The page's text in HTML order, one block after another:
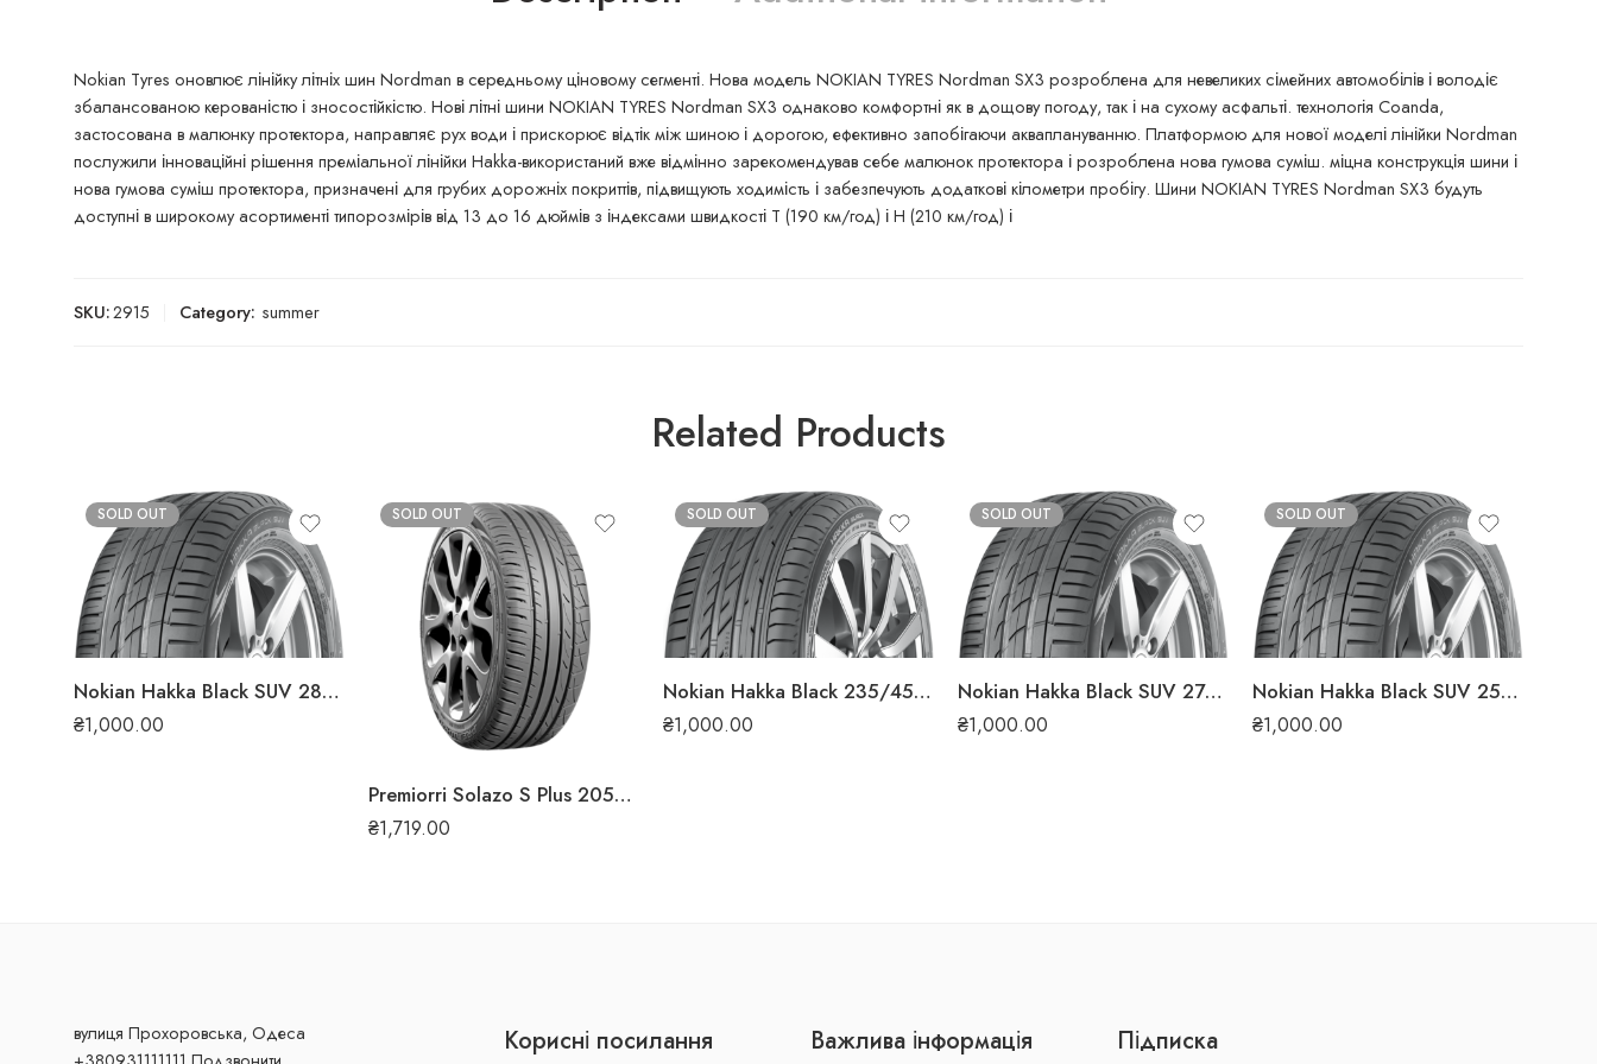
Nokian Tyres оновлює лінійку літніх шин Nordman в середньому ціновому сегменті. Нова модель NOKIAN TYRES Nordman SX3 розроблена для невеликих сімейних автомобілів і володіє
збалансованою керованістю і зносостійкістю. Нові літні шини NOKIAN TYRES Nordman SX3 однаково комфортні як в дощову погоду, так і на сухому асфальті. технологія Coanda,
застосована в малюнку протектора, направляє рух води і прискорює відтік між шиною і дорогою, ефективно запобігаючи акваплануванню. Платформою для нової моделі лінійки Nordman
послужили інноваційні рішення преміальної лінійки Hakka-використаний вже відмінно зарекомендував себе малюнок протектора і розроблена нова гумова суміш. міцна конструкція шини і
нова гумова суміш протектора, призначені для грубих дорожніх покриттів, підвищують ходимість і забезпечують додаткові кілометри пробігу. Шини NOKIAN TYRES Nordman SX3 будуть
доступні в широкому асортименті типорозмірів від 13 до 16 дюймів з індексами швидкості T (190 км/год) і H (210 км/год) і
SKU:2915 Category: summer
Related Products
SOLD OUT
Nokian Hakka Black SUV 285/50 R20 116W XL літня шина
₴1,000.00
SOLD OUT
Premiorri Solazo S Plus 205/55 R16 94W літня шина
₴1,719.00
SOLD OUT
Nokian Hakka Black 235/45 ZR17 97Y XL літня шина
₴1,000.00
SOLD OUT
Nokian Hakka Black SUV 275/40 ZR21 107Y XL літня шина
₴1,000.00
SOLD OUT
Nokian Hakka Black SUV 255/55 ZR18 109Y XL літня шина
₴1,000.00
вулиця Прохоровська, Одеса
Корисні посилання Важлива інформація Підписка